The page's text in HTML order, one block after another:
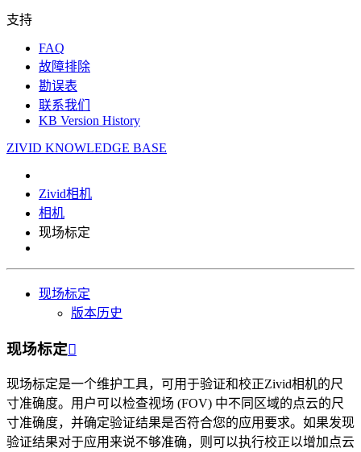
支持
FAQ
故障排除
勘误表
联系我们
KB Version History
ZIVID KNOWLEDGE BASE
Zivid相机
相机
现场标定
现场标定
版本历史
现场标定
现场标定是一个维护工具，可用于验证和校正Zivid相机的尺
寸准确度。用户可以检查视场 (FOV) 中不同区域的点云的尺
寸准确度，并确定验证结果是否符合您的应用要求。如果发现
验证结果对于应用来说不够准确，则可以执行校正以增加点云